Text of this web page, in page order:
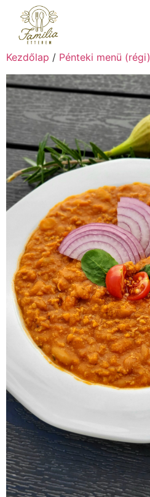
Kezdőlap / Pénteki menü (régi)